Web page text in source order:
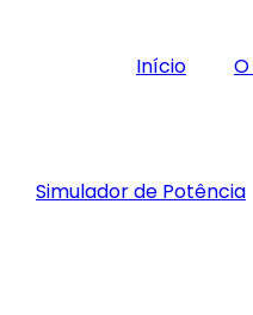
Início
Simulador de Potência